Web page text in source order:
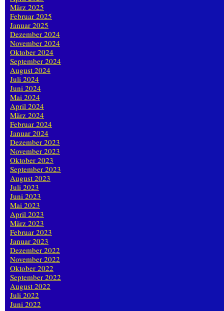
März 2025
Februar 2025
Januar 2025
Dezember 2024
November 2024
Oktober 2024
September 2024
August 2024
Juli 2024
Juni 2024
Mai 2024
April 2024
März 2024
Februar 2024
Januar 2024
Dezember 2023
November 2023
Oktober 2023
September 2023
August 2023
Juli 2023
Juni 2023
Mai 2023
April 2023
März 2023
Februar 2023
Januar 2023
Dezember 2022
November 2022
Oktober 2022
September 2022
August 2022
Juli 2022
Juni 2022